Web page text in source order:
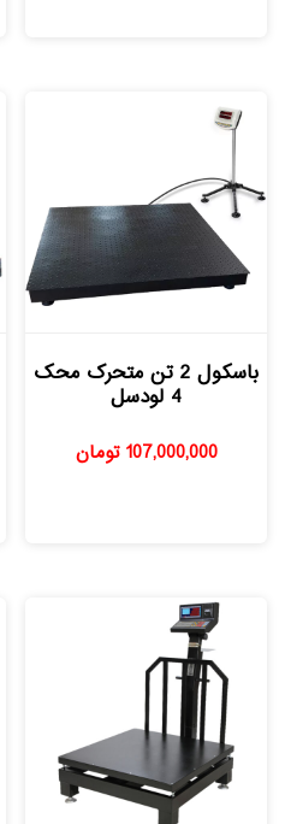
باسکول 2 تن متحرک محک
4 لودسل
107,000,000 تومان